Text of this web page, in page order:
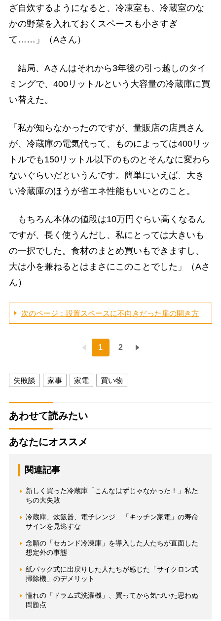
ざ自炊するようになると、冷凍室も、冷蔵室のな
かの野菜を入れておくスペースも小さすぎ
て……」（Aさん）
結局、Aさんはそれから3年後の引っ越しのタイ
ミングで、400リットルという大容量の冷蔵庫に買
い替えた。
「私が知らなかったのですが、量販店の店員さん
が、冷蔵庫の電気代って、ものによっては400リッ
トルでも150リットル以下のものとそんなに変わら
ないぐらいだというんです。簡単にいえば、大き
い冷蔵庫のほうが省エネ性能もいいとのこと。
もちろん本体の値段は10万円ぐらい高くなるん
ですが、長く使うんだし、私にとっては大きいも
の一択でした。食材のまとめ買いもできますし、
大は小を兼ねるとはまさにこのことでした」（Aさ
ん）
次のページ：設置スペースに不向きだった扉の開き方
1 2
失敗談 家事 家電 買い物
あわせて読みたい
あなたにオススメ
関連記事
新しく買った冷蔵庫「こんなはずじゃなかった！」私た
ちの大失敗
冷蔵庫、炊飯器、電子レンジ…「キッチン家電」の寿命
サインを見逃すな
念願の「セカンド冷凍庫」を導入した人たちが直面した
想定外の事態
紙パック式に出戻りした人たちが感じた「サイクロン式
掃除機」のデメリット
憧れの「ドラム式洗濯機」、買ってから気づいた思わぬ
問題点